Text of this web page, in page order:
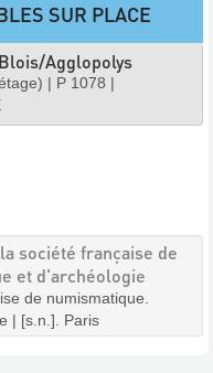
SUR PLACE
Agglopolys
| P 1078 |
société française de
et d'archéologie
de numismatique.
| [s.n.]. Paris